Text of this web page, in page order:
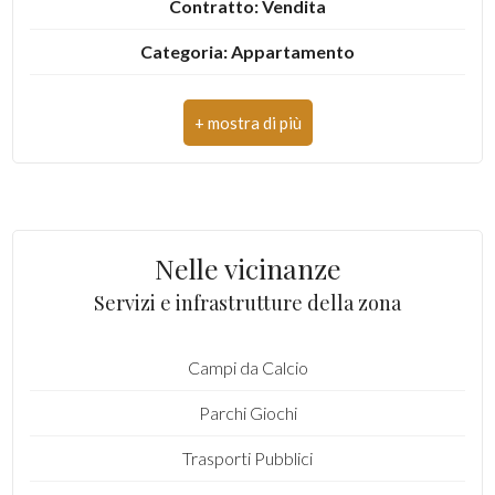
Contratto: Vendita
Categoria: Appartamento
Indirizzo: via Miniere, 4
CAP: 10080
Camere: 1
Locali: 3
Stato conservazione: Buono
Piano: Piano terra
Nelle vicinanze
Servizi e infrastrutture della zona
Campi da Calcio
Parchi Giochi
Trasporti Pubblici